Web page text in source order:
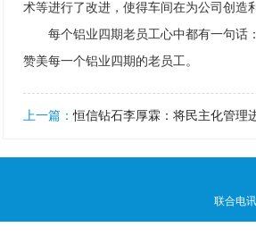
术等进行了改进，使得车间在为公司创造
每个铝业四期老员工心中都有一句话：
赞美每一个铝业四期的老员工。
上一篇：恒信钻石李厚霖：将民主化管理
联合电